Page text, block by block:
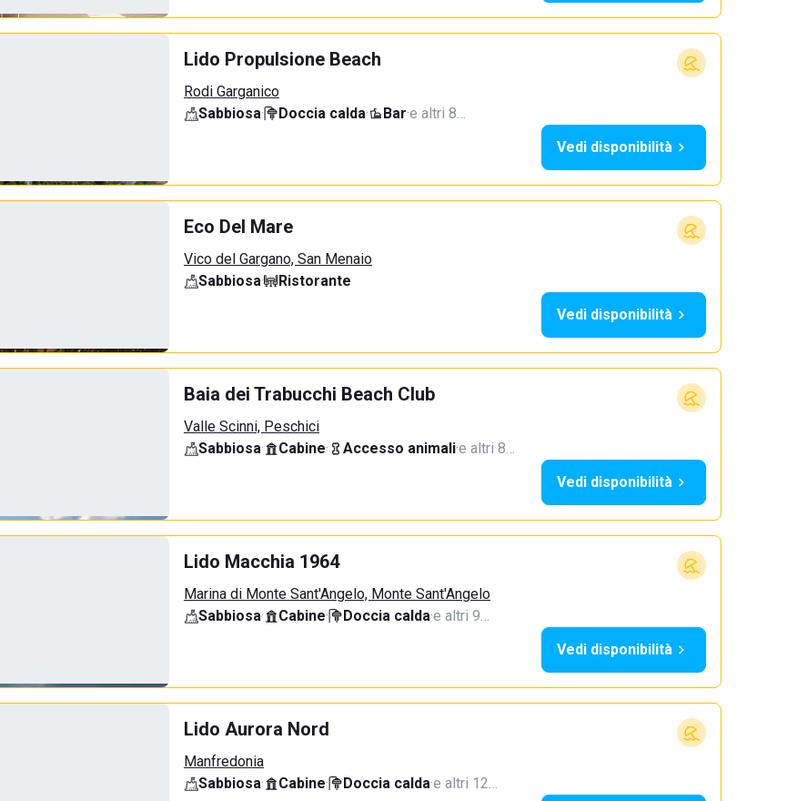
Lido Propulsione Beach
Rodi Garganico
Sabbiosa· Doccia calda· Bar·e altri 8…
Vedi disponibilità
Eco Del Mare
Vico del Gargano, San Menaio
Sabbiosa·
Ristorante
Vedi disponibilità
Baia dei Trabucchi Beach Club
Valle Scinni, Peschici
Sabbiosa· Cabine· Accesso animali·e altri 8…
Vedi disponibilità
Lido Macchia 1964
Marina di Monte Sant'Angelo, Monte Sant'Angelo
Sabbiosa· Cabine· Doccia calda·e altri 9…
Vedi disponibilità
Lido Aurora Nord
Manfredonia
Sabbiosa· Cabine· Doccia calda·e altri 12…